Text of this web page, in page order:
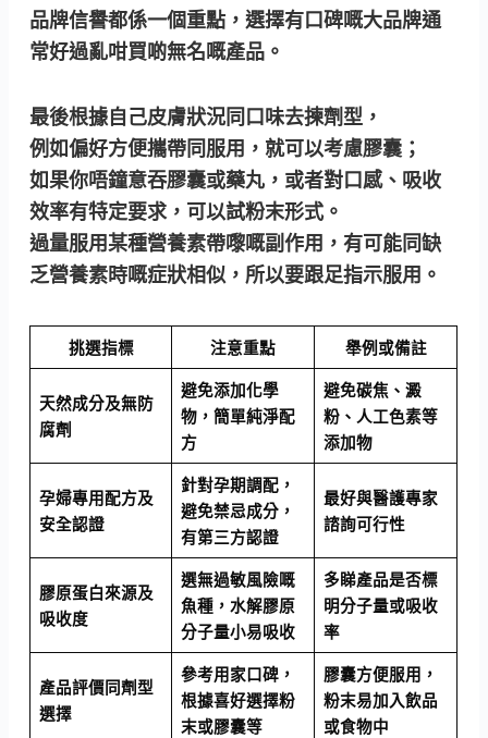
品牌信譽都係一個重點，選擇有口碑嘅大品牌通
常好過亂咁買啲無名嘅產品。
最後根據自己皮膚狀況同口味去揀劑型，
例如偏好方便攜帶同服用，就可以考慮膠囊；
如果你唔鐘意吞膠囊或藥丸，或者對口感、吸收
效率有特定要求，可以試粉末形式。
過量服用某種營養素帶嚟嘅副作用，有可能同缺
乏營養素時嘅症狀相似，所以要跟足指示服用。
挑選指標 注意重點 舉例或備註
天然成分及無防
腐劑
避免添加化學
物，簡單純淨配
方
避免碳焦、澱
粉、人工色素等
添加物
孕婦專用配方及
安全認證
針對孕期調配，
避免禁忌成分，
有第三方認證
最好與醫護專家
諮詢可行性
膠原蛋白來源及
吸收度
選無過敏風險嘅
魚種，水解膠原
分子量小易吸收
多睇產品是否標
明分子量或吸收
率
產品評價同劑型
選擇
參考用家口碑，
根據喜好選擇粉
末或膠囊等
膠囊方便服用，
粉末易加入飲品
或食物中